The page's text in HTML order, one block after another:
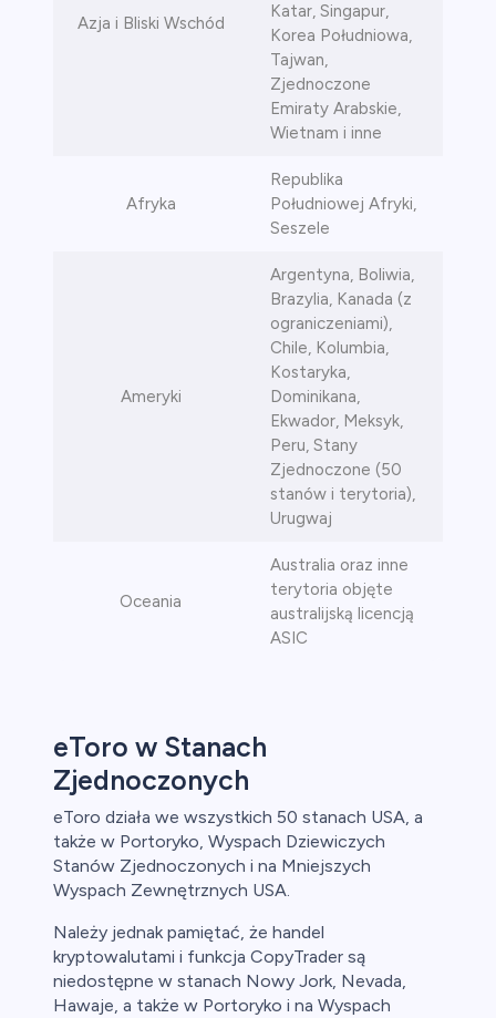
Azja i Bliski Wschód
Katar, Singapur,
Korea Południowa,
Tajwan,
Zjednoczone
Emiraty Arabskie,
Wietnam i inne
Afryka
Republika
Południowej Afryki,
Seszele
Ameryki
Argentyna, Boliwia,
Brazylia, Kanada (z
ograniczeniami),
Chile, Kolumbia,
Kostaryka,
Dominikana,
Ekwador, Meksyk,
Peru, Stany
Zjednoczone (50
stanów i terytoria),
Urugwaj
Oceania
Australia oraz inne
terytoria objęte
australijską licencją
ASIC
eToro w Stanach
Zjednoczonych
eToro działa we wszystkich 50 stanach USA, a
także w Portoryko, Wyspach Dziewiczych
Stanów Zjednoczonych i na Mniejszych
Wyspach Zewnętrznych USA.
Należy jednak pamiętać, że handel
kryptowalutami i funkcja CopyTrader są
niedostępne w stanach Nowy Jork, Nevada,
Hawaje, a także w Portoryko i na Wyspach